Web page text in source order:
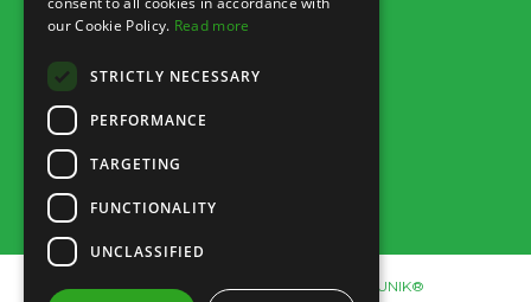
© 2019 Family Golf Park. Design by YOUNIK®
our Cookie Policy. Read more
STRICTLY NECESSARY
PERFORMANCE
TARGETING
FUNCTIONALITY
UNCLASSIFIED